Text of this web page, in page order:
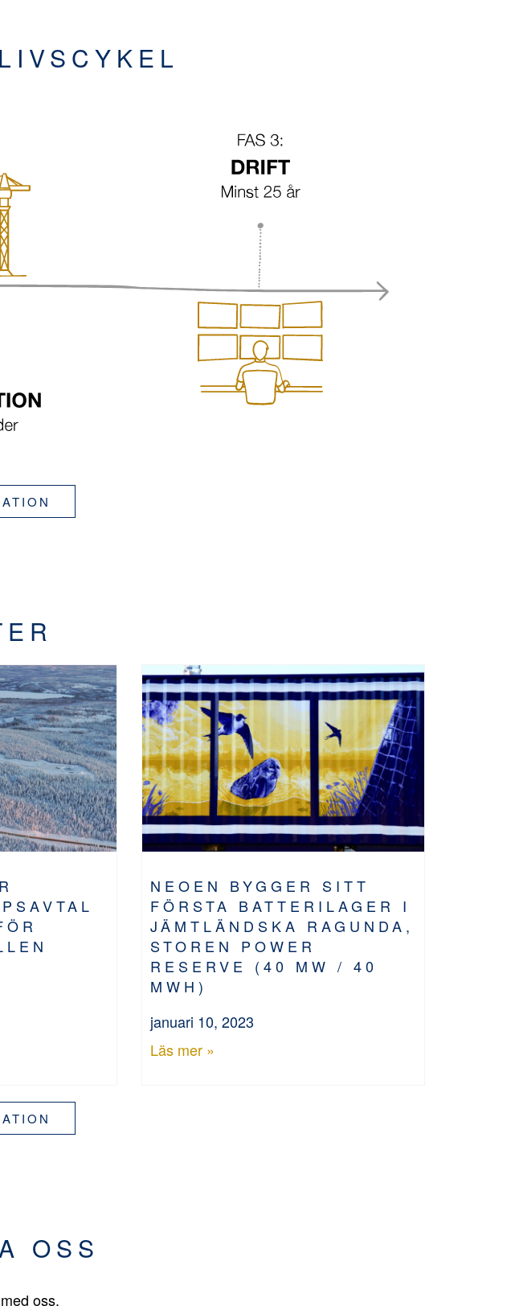
NEOEN BYGGER SITT
FÖRSTA BATTERILAGER I
JÄMTLÄNDSKA RAGUNDA,
STOREN POWER
RESERVE (40 MW / 40
MWH)
januari 10, 2023
Läs mer »
OSS
oss.